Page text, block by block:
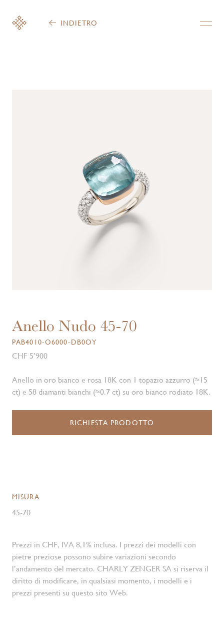
INDIETRO
Anello Nudo 45-70
PAB4010-O6000-DB0OY
CHF 5’900
Anello in oro bianco e rosa 18K con 1 topazio azzurro (≈15
ct) e 58 diamanti bianchi (≈0.7 ct) su oro bianco rodiato 18K.
RICHIESTA PRODOTTO
MISURA
45-70
Prezzi in CHF, IVA 8,1% inclusa. I prezzi dei modelli con
pietre preziose possono subire variazioni secondo
l’andamento del mercato. CHARLY ZENGER SA si riserva il
diritto di modificare, in qualsiasi momento, i modelli e i
prezzi presenti su questo sito Web.